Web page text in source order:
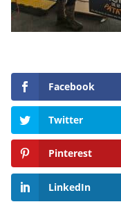
Facebook
Twitter
Pinterest
LinkedIn